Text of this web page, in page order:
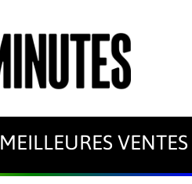
MEILLEURES VENTES